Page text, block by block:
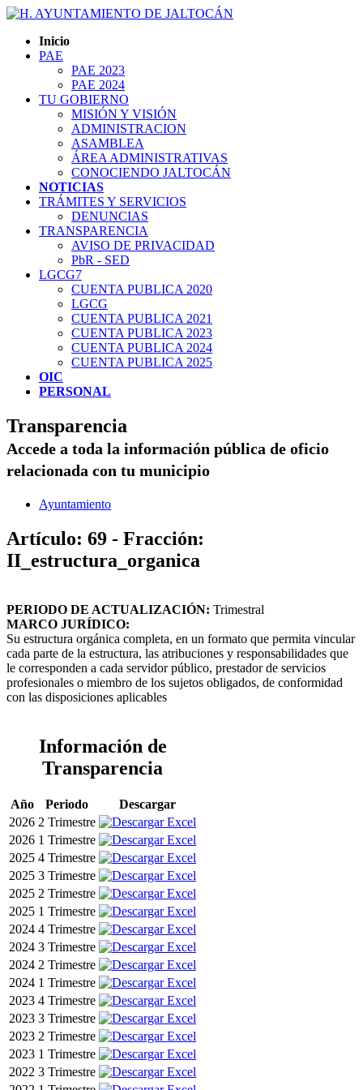
Inicio
PAE
PAE 2023
PAE 2024
TU GOBIERNO
MISIÓN Y VISIÓN
ADMINISTRACION
ASAMBLEA
ÁREA ADMINISTRATIVAS
CONOCIENDO JALTOCÁN
NOTICIAS
TRÁMITES Y SERVICIOS
DENUNCIAS
TRANSPARENCIA
AVISO DE PRIVACIDAD
PbR - SED
LGCG7
CUENTA PUBLICA 2020
LGCG
CUENTA PUBLICA 2021
CUENTA PUBLICA 2023
CUENTA PUBLICA 2024
CUENTA PUBLICA 2025
OIC
PERSONAL
Transparencia
Accede a toda la información pública de oficio
relacionada con tu municipio
Ayuntamiento
Artículo: 69 - Fracción:
II_estructura_organica
PERIODO DE ACTUALIZACIÓN: Trimestral
MARCO JURÍDICO:
Su estructura orgánica completa, en un formato que permita vincular
cada parte de la estructura, las atribuciones y responsabilidades que
le corresponden a cada servidor público, prestador de servicios
profesionales o miembro de los sujetos obligados, de conformidad
con las disposiciones aplicables
Información de
Transparencia
Año Periodo
Descargar
2026 2 Trimestre
2026 1 Trimestre
2025 4 Trimestre
2025 3 Trimestre
2025 2 Trimestre
2025 1 Trimestre
2024 4 Trimestre
2024 3 Trimestre
2024 2 Trimestre
2024 1 Trimestre
2023 4 Trimestre
2023 3 Trimestre
2023 2 Trimestre
2023 1 Trimestre
2022 3 Trimestre